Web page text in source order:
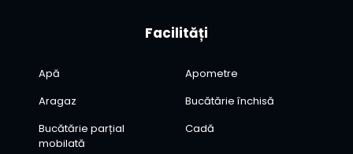
Facilități
Apă
Apometre
Aragaz
Bucătărie închisă
Bucătărie parțial
mobilată
Cadă